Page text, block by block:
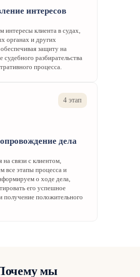
оставить заявку на нашем сайте
Наши специалисты уточнят все
законодательства о
наследством правильно и в срок. Не
чтобы избежать юридических
права.
интересов
интересы клиента в судах,
органах и других
защиту на
судебного разбирательства
процесса.
4 этап
дела
связи с клиентом,
все этапы процесса и
о ходе дела,
его успешное
получение положительного
мы